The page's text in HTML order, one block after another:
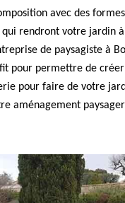
avec des
qui rendront votre jardin
de paysagiste à
pour permettre de créer
pour faire de votre
aménagement